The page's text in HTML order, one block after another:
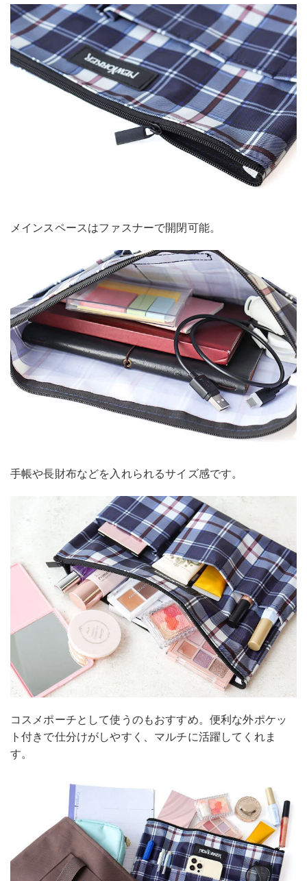
メインスペースはファスナーで開閉可能。
手帳や長財布などを入れられるサイズ感です。
コスメポーチとして使うのもおすすめ。便利な外ポケッ
ト付きで仕分けがしやすく、マルチに活躍してくれま
す。